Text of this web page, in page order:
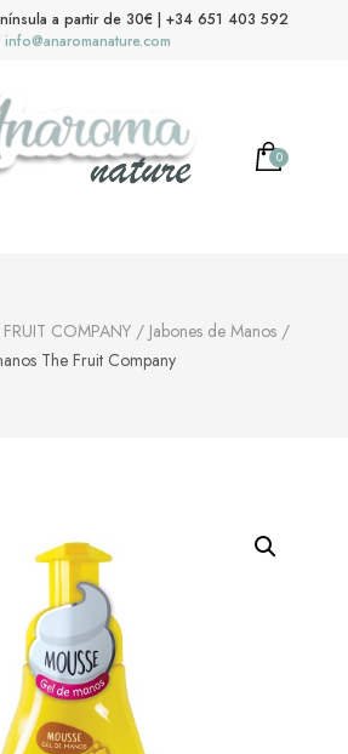
a partir de 30€ | +34 651 403 592
info@anaromanature.com
0
COMPANY / Jabones de Manos /
The Fruit Company